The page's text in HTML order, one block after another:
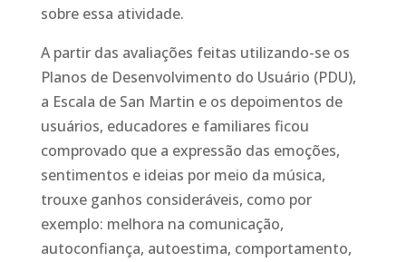
sobre essa atividade.
A partir das avaliações feitas utilizando-se os
Planos de Desenvolvimento do Usuário (PDU),
a Escala de San Martin e os depoimentos de
usuários, educadores e familiares ficou
comprovado que a expressão das emoções,
sentimentos e ideias por meio da música,
trouxe ganhos consideráveis, como por
exemplo: melhora na comunicação,
autoconfiança, autoestima, comportamento,